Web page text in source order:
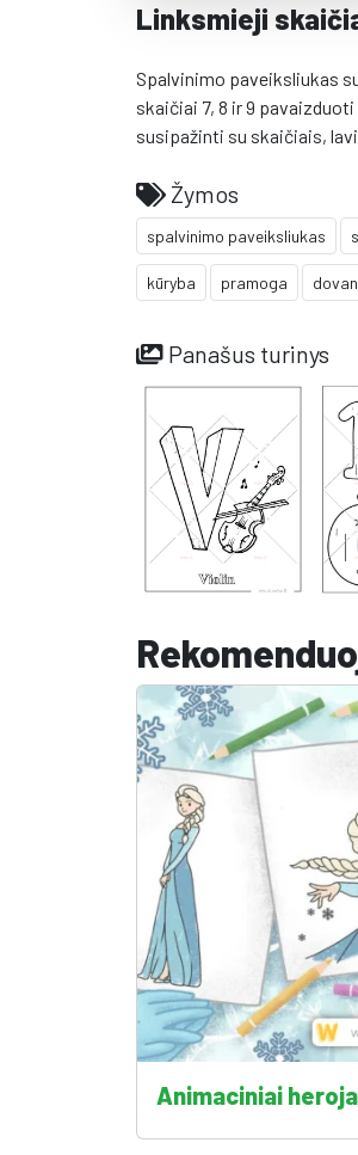
Linksmieji
Spalvinimo paveiksliukas
skaičiai 7, 8 ir 9
susipažinti su skaičiais,
Žymos
spalvinimo paveiksliukas
kūryba pramoga
Panašus turinys
Animaciniai